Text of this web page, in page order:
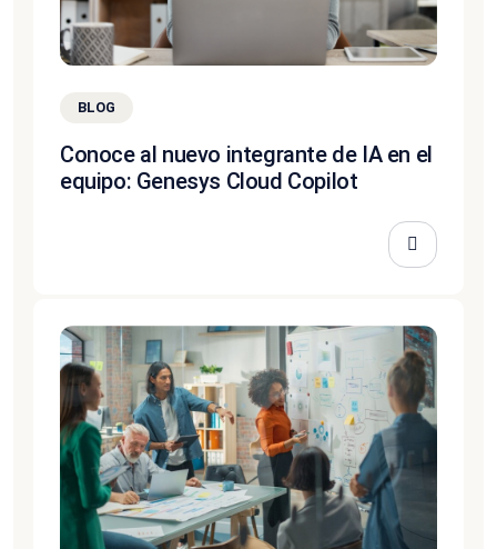
BLOG
Conoce al nuevo integrante de IA en el
equipo: Genesys Cloud Copilot